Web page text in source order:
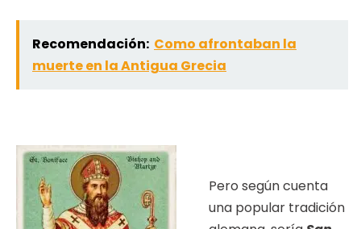
Recomendación: Como afrontaban la
muerte en la Antigua Grecia
Pero según cuenta
una popular tradición